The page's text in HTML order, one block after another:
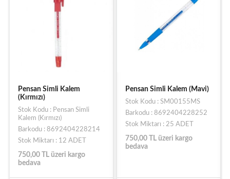
Pensan Simli Kalem (Mavi)
Stok Kodu : SM00155MS
Barkodu : 8692404228252
750,00 TL üzeri kargo
Pensan Simli Kalem
(Kırmızı)
Stok Kodu : SM00158MS
Barkodu : 8692404228214
750,00 TL üzeri kargo